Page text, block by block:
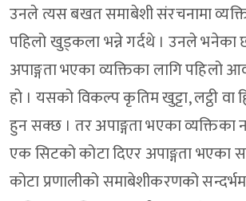
उनले त्यस बखत समाबेशी संरचनामा
पहिलो खुड्कला भन्ने गर्दथे । उनले भनेका
अपाङ्गता भएका व्यक्तिका लागि पहिलो
हो । यसको विकल्प कृतिम खुट्टा, लट्ठी वा
हुन सक्छ । तर अपाङ्गता भएका व्यक्तिका
एक सिटको कोटा दिएर अपाङ्गता भएका
कोटा प्रणालीको समाबेशीकरणको